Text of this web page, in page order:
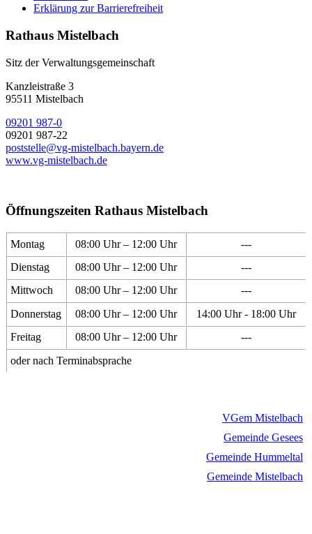
Erklärung zur Barrierefreiheit
Rathaus Mistelbach
Sitz der Verwaltungsgemeinschaft
Kanzleistraße 3
95511 Mistelbach
09201 987-0
09201 987-22
poststelle@vg-mistelbach.bayern.de
www.vg-mistelbach.de
Öffnungszeiten Rathaus Mistelbach
Montag 08:00 Uhr – 12:00 Uhr
---
Dienstag
08:00 Uhr – 12:00 Uhr
---
Mittwoch
08:00 Uhr – 12:00 Uhr
---
Donnerstag
08:00 Uhr – 12:00 Uhr
14:00 Uhr - 18:00 Uhr
Freitag
08:00 Uhr – 12:00 Uhr
---
oder nach Terminabsprache
VGem Mistelbach
Gemeinde Gesees
Gemeinde Hummeltal
Gemeinde Mistelbach